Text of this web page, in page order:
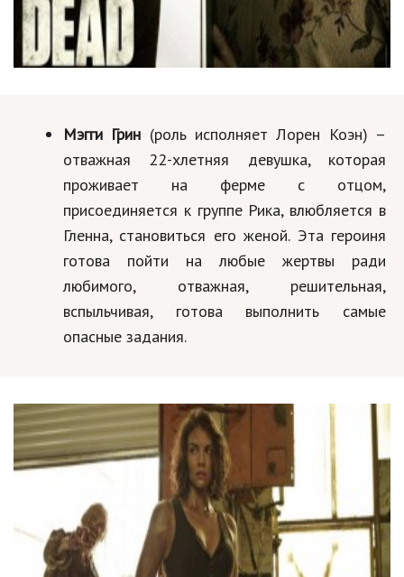
Мэгги Грин (роль исполняет Лорен Коэн) –
отважная 22-хлетняя девушка, которая
проживает на ферме с отцом,
присоединяется к группе Рика, влюбляется в
Гленна, становиться его женой. Эта героиня
готова пойти на любые жертвы ради
любимого, отважная, решительная,
вспыльчивая, готова выполнить самые
опасные задания.